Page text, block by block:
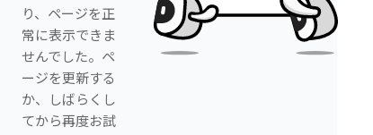
り、ページを正
常に表示できま
せんでした。ペ
ージを更新する
か、しばらくし
てから再度お試